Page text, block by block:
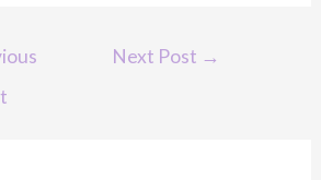
Next Post →